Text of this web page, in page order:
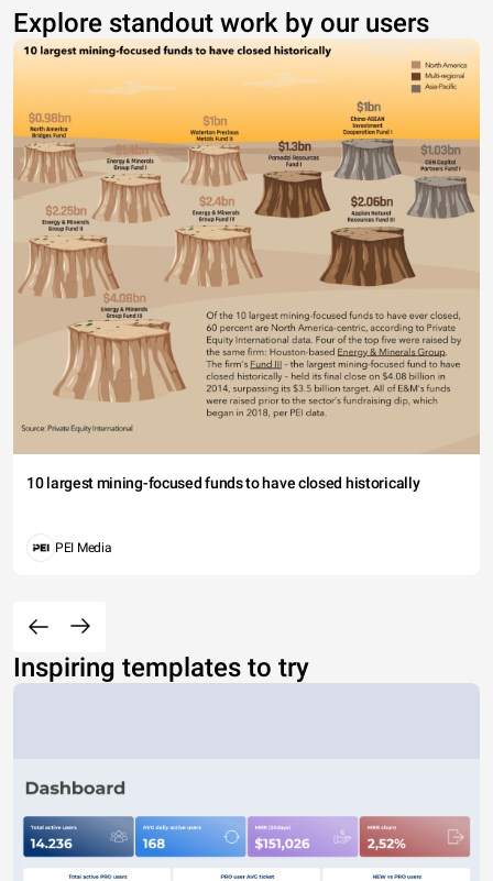
Explore standout work by our users
10 largest mining-focused funds to have closed historically
PEI Media
Inspiring templates to try